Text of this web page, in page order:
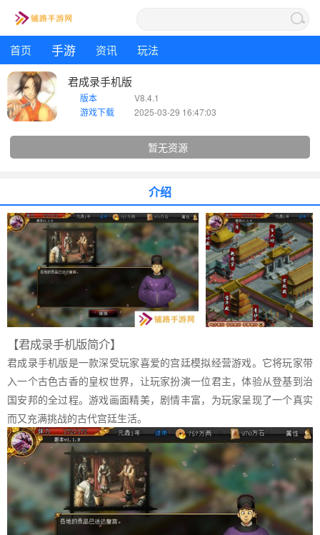
首页 手游 资讯 玩法
君成录手机版
版本
V8.4.1
游戏下载
2025-03-29 16:47:03
暂无资源
介绍
【君成录手机版简介】
君成录手机版是一款深受玩家喜爱的宫廷模拟经营游戏。它将玩家带
入一个古色古香的皇权世界，让玩家扮演一位君主，体验从登基到治
国安邦的全过程。游戏画面精美，剧情丰富，为玩家呈现了一个真实
而又充满挑战的古代宫廷生活。